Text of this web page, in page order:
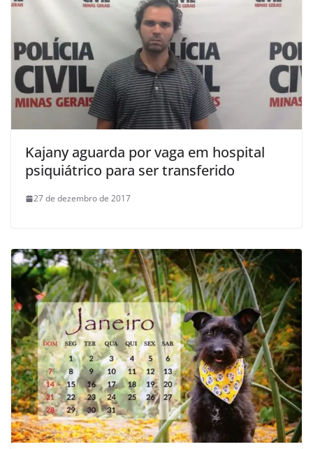
Kajany aguarda por vaga em hospital
psiquiátrico para ser transferido
27 de dezembro de 2017